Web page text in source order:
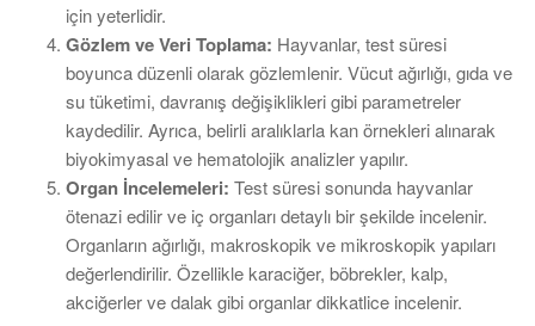
için yeterlidir.
Gözlem ve Veri Toplama: Hayvanlar, test süresi
boyunca düzenli olarak gözlemlenir. Vücut ağırlığı, gıda ve
su tüketimi, davranış değişiklikleri gibi parametreler
kaydedilir. Ayrıca, belirli aralıklarla kan örnekleri alınarak
biyokimyasal ve hematolojik analizler yapılır.
Organ İncelemeleri: Test süresi sonunda hayvanlar
ötenazi edilir ve iç organları detaylı bir şekilde incelenir.
Organların ağırlığı, makroskopik ve mikroskopik yapıları
değerlendirilir. Özellikle karaciğer, böbrekler, kalp,
akciğerler ve dalak gibi organlar dikkatlice incelenir.